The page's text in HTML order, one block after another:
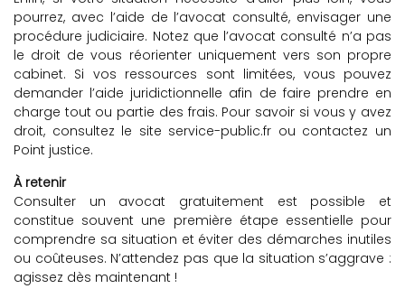
pourrez, avec l’aide de l’avocat consulté, envisager une
procédure judiciaire. Notez que l’avocat consulté n’a pas
le droit de vous réorienter uniquement vers son propre
cabinet. Si vos ressources sont limitées, vous pouvez
demander l’aide juridictionnelle afin de faire prendre en
charge tout ou partie des frais. Pour savoir si vous y avez
droit, consultez le site service-public.fr ou contactez un
Point justice.
À retenir
Consulter un avocat gratuitement est possible et
constitue souvent une première étape essentielle pour
comprendre sa situation et éviter des démarches inutiles
ou coûteuses. N’attendez pas que la situation s’aggrave :
agissez dès maintenant !